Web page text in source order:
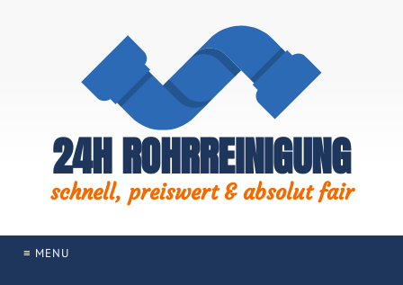
24H ROHRREINIGUNG
schnell, preiswert & absolut fair
≡ MENU